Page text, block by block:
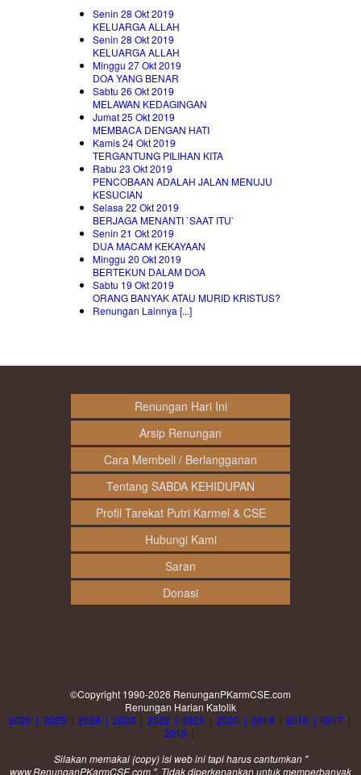
Senin 28 Okt 2019
KELUARGA ALLAH
Senin 28 Okt 2019
KELUARGA ALLAH
Minggu 27 Okt 2019
DOA YANG BENAR
Sabtu 26 Okt 2019
MELAWAN KEDAGINGAN
Jumat 25 Okt 2019
MEMBACA DENGAN HATI
Kamis 24 Okt 2019
TERGANTUNG PILIHAN KITA
Rabu 23 Okt 2019
PENCOBAAN ADALAH JALAN MENUJU
KESUCIAN
Selasa 22 Okt 2019
BERJAGA MENANTI `SAAT ITU`
Senin 21 Okt 2019
DUA MACAM KEKAYAAN
Minggu 20 Okt 2019
BERTEKUN DALAM DOA
Sabtu 19 Okt 2019
ORANG BANYAK ATAU MURID KRISTUS?
Renungan Lainnya [...]
Renungan Hari Ini
Arsip Renungan
Cara Membeli / Berlangganan
Tentang SABDA KEHIDUPAN
Profil Tarekat Putri Karmel & CSE
Hubungi Kami
Saran
Donasi
©Copyright 1990-2026 RenunganPKarmCSE.com
Renungan Harian Katolik
2026 | 2025 | 2024 | 2023 | 2022 | 2021 | 2020 | 2019 | 2018 | 2017 |
2016 |
Silakan memakai (copy) isi web ini tapi harus cantumkan "
www.RenunganPKarmCSE.com ". Tidak diperkenankan untuk memperbanyak